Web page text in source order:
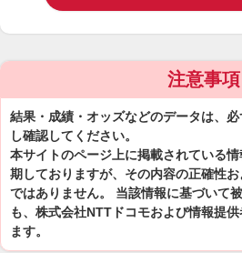
注意事項
結果・成績・オッズなどのデータは、
し確認してください。
本サイトのページ上に掲載されている
期しておりますが、その内容の正確性
ではありません。 当該情報に基づいて
も、株式会社NTTドコモおよび情報提
ます。